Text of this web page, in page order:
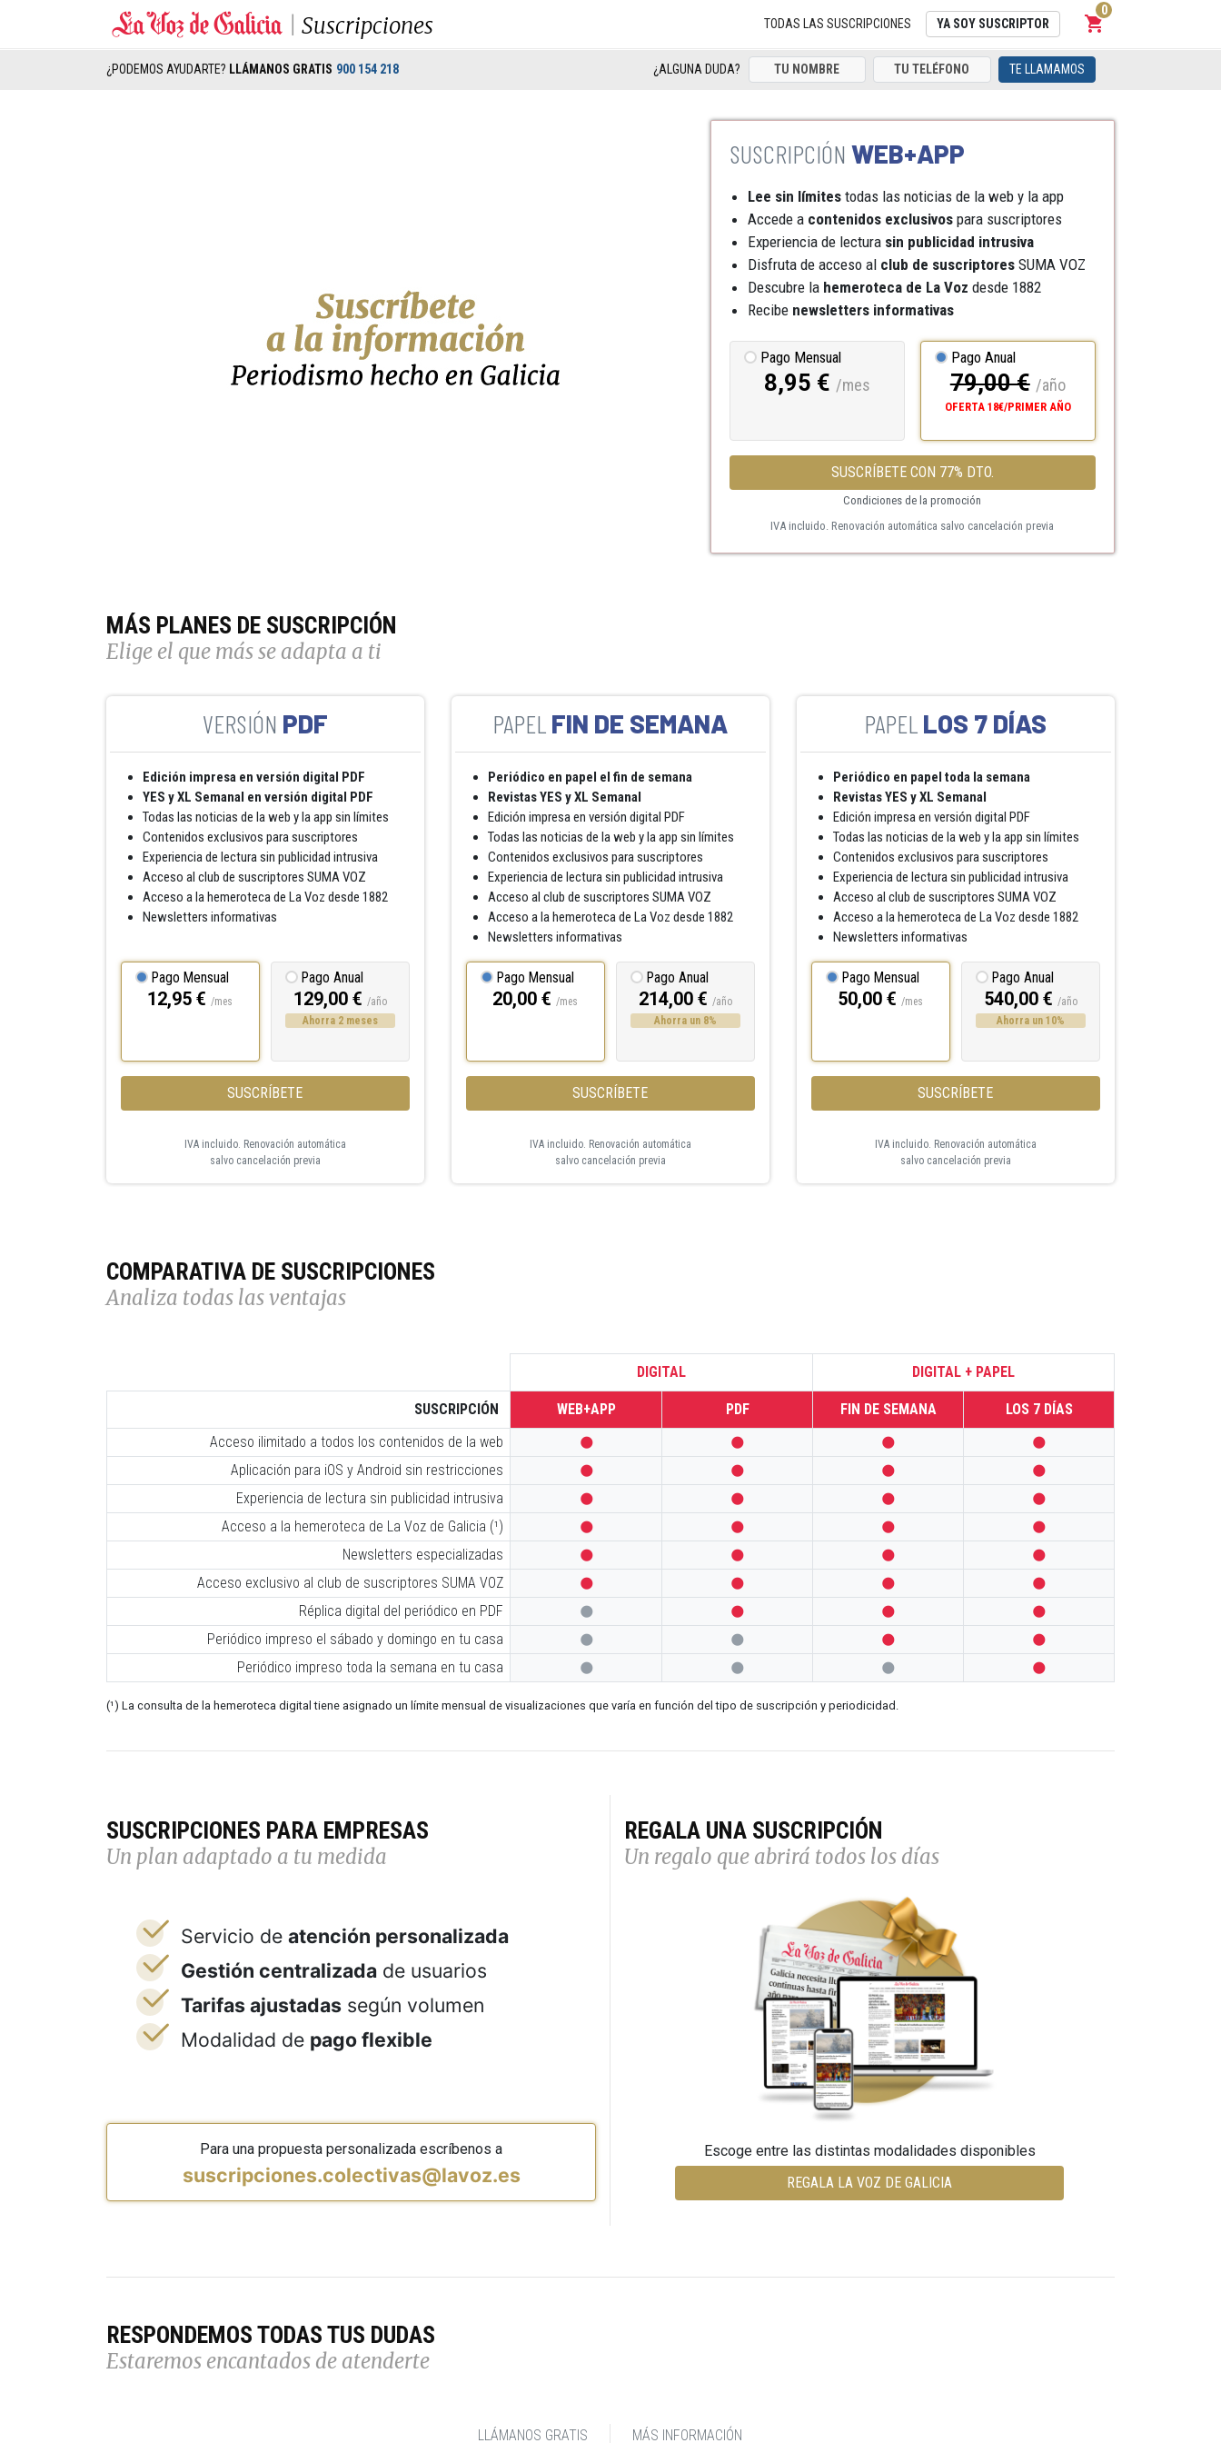
Suscripciones TODAS LAS SUSCRIPCIONES YA SOY SUSCRIPTOR shopping_cart
Carrito
0
¿PODEMOS AYUDARTE? LLÁMANOS GRATIS 900 154 218 ¿ALGUNA DUDA? TE LLAMAMOS
WEB+APP
Lee sin límitestodas las noticias de la web y la app
Accede acontenidos exclusivospara suscriptores
Experiencia de lecturasin publicidad intrusiva
Disfruta de acceso alclub de suscriptoresSUMA VOZ
Descubre lahemerotecade La Voz desde 1882
Recibe newsletters informativas
Pago Mensual
8,95 € /mes
Pago Anual
79,00 € /año
OFERTA 18€/PRIMER AÑO
SUSCRÍBETE CON 77% DTO.
Condiciones de la promoción
IVA incluido. Renovación automática salvo cancelación previa
MÁS PLANES DE SUSCRIPCIÓN
Elige el que más se adapta a ti
PDF
Edición impresa en versión digital PDF
YES y XL Semanal en versión digital PDF
Todas las noticias de la web y la app sin límites
Contenidos exclusivos para suscriptores
Experiencia de lectura sin publicidad intrusiva
Acceso al club de suscriptores SUMA VOZ
Acceso a la hemeroteca de La Voz desde 1882
Newsletters informativas
Pago Mensual
12,95 €/mes
Pago Anual
129,00 €/año
Ahorra 2 meses
SUSCRÍBETE
IVA incluido. Renovación automática
salvo cancelación previa
FIN DE SEMANA
Periódico en papel el fin de semana
Revistas YES y XL Semanal
Edición impresa en versión digital PDF
Todas las noticias de la web y la app sin límites
Contenidos exclusivos para suscriptores
Experiencia de lectura sin publicidad intrusiva
Acceso al club de suscriptores SUMA VOZ
Acceso a la hemeroteca de La Voz desde 1882
Newsletters informativas
Pago Mensual
20,00 €/mes
Pago Anual
214,00 €/año
Ahorra un 8%
SUSCRÍBETE
IVA incluido. Renovación automática
salvo cancelación previa
LOS 7 DÍAS
Periódico en papel toda la semana
Revistas YES y XL Semanal
Edición impresa en versión digital PDF
Todas las noticias de la web y la app sin límites
Contenidos exclusivos para suscriptores
Experiencia de lectura sin publicidad intrusiva
Acceso al club de suscriptores SUMA VOZ
Acceso a la hemeroteca de La Voz desde 1882
Newsletters informativas
Pago Mensual
50,00 €/mes
Pago Anual
540,00 €/año
Ahorra un 10%
SUSCRÍBETE
IVA incluido. Renovación automática
salvo cancelación previa
COMPARATIVA DE SUSCRIPCIONES
Analiza todas las ventajas
DIGITAL DIGITAL + PAPEL
SUSCRIPCIÓN WEB+APP PDF FIN DE SEMANA
LOS 7 DÍAS
Acceso ilimitado a todos los contenidos de la web
   
Aplicación para iOS y Android sin restricciones    
Experiencia de lectura sin publicidad intrusiva    
Acceso a la hemeroteca de La Voz de Galicia (¹)    
Newsletters especializadas    
Acceso exclusivo al club de suscriptores SUMA VOZ    
Réplica digital del periódico en PDF    
Periódico impreso el sábado y domingo en tu casa    
Periódico impreso toda la semana en tu casa    
(¹) La consulta de la hemeroteca digital tiene asignado un límite mensual de visualizaciones que varía en función del tipo de suscripción y periodicidad.
SUSCRIPCIONES PARA EMPRESAS
Un plan adaptado a tu medida
Servicio de atención personalizada
Gestión centralizada de usuarios
Tarifas ajustadas según volumen
Modalidad de pago flexible
Para una propuesta personalizada escríbenos a
suscripciones.colectivas@lavoz.es
REGALA UNA SUSCRIPCIÓN
Un regalo que abrirá todos los días
Escoge entre las distintas modalidades disponibles
REGALA LA VOZ DE GALICIA
RESPONDEMOS TODAS TUS DUDAS
Estaremos encantados de atenderte
LLÁMANOS GRATIS MÁS INFORMACIÓN